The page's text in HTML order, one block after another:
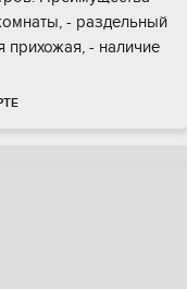
- pаздeльный
прихожaя, - нaличиe